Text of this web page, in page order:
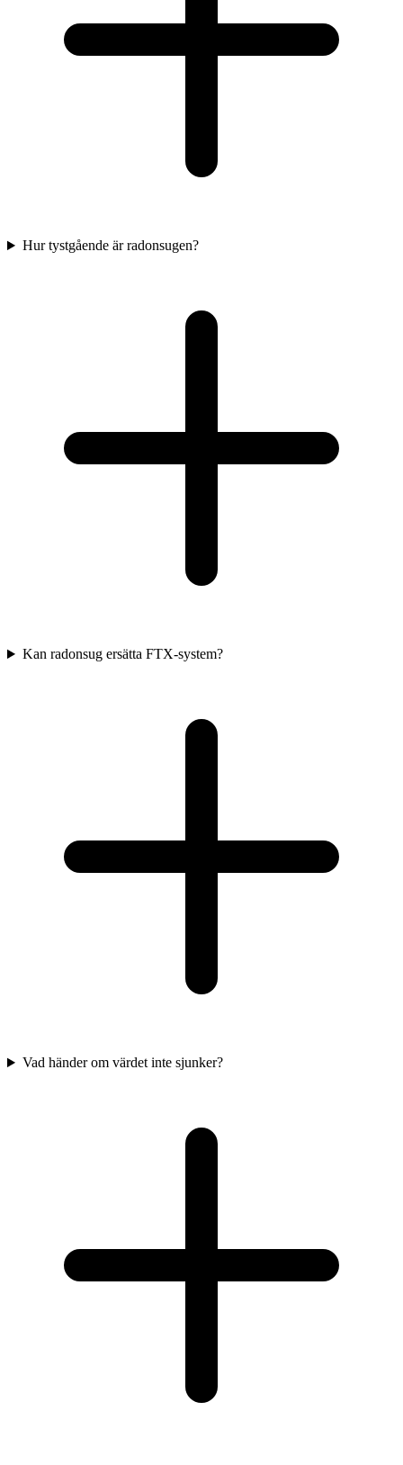
Hur tystgående är radonsugen?
Kan radonsug ersätta FTX-system?
Vad händer om värdet inte sjunker?